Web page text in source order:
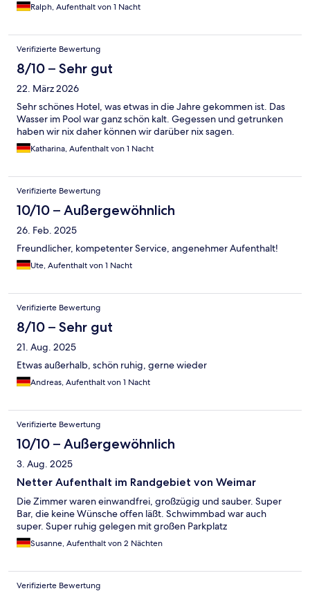
Ralph, Aufenthalt von 1 Nacht
Verifizierte Bewertung
8/10 – Sehr gut
22. März 2026
Sehr schönes Hotel, was etwas in die Jahre gekommen ist. Das
Wasser im Pool war ganz schön kalt. Gegessen und getrunken
haben wir nix daher können wir darüber nix sagen.
Katharina, Aufenthalt von 1 Nacht
Verifizierte Bewertung
10/10 – Außergewöhnlich
26. Feb. 2025
Freundlicher, kompetenter Service, angenehmer Aufenthalt!
Ute, Aufenthalt von 1 Nacht
Verifizierte Bewertung
8/10 – Sehr gut
21. Aug. 2025
Etwas außerhalb, schön ruhig, gerne wieder
Andreas, Aufenthalt von 1 Nacht
Verifizierte Bewertung
10/10 – Außergewöhnlich
3. Aug. 2025
Netter Aufenthalt im Randgebiet von Weimar
Die Zimmer waren einwandfrei, großzügig und sauber. Super
Bar, die keine Wünsche offen läßt. Schwimmbad war auch
super. Super ruhig gelegen mit großen Parkplatz
Susanne, Aufenthalt von 2 Nächten
Verifizierte Bewertung